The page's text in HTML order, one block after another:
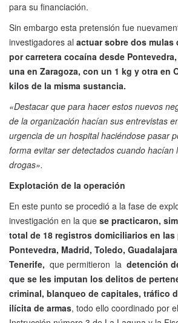
para su financiación.
Sin embargo esta pretensión fue
investigadores al actuar sobre dos mulas
por carretera cocaína desde
una en Zaragoza, con un 1 kg y otra en
kilos de la misma sustancia.
«Destacar que para hacer estos nuevos
de la organización hacían sus entrevistas
urgencia de un hospital haciéndose pasar
forma evitar ser detectados cuando hacían
drogas».
Explotación de la operación
En este punto se procedió a la fase de
investigación en la que se practicaron,
total de 18 registros domiciliarios en
Pontevedra, Madrid, Toledo,
Tenerife, que permitieron la detención
que se les imputan los delitos de
criminal, blanqueo de capitales, tráfico
ilícita de armas, todo ello coordinado por